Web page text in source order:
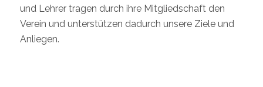
und Lehrer tragen durch ihre Mitgliedschaft den
Verein und unterstützen dadurch unsere Ziele und
Anliegen.